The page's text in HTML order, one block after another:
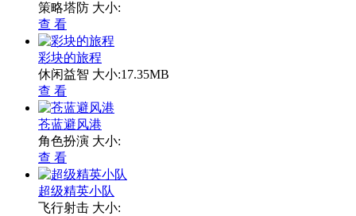
策略塔防 大小:
查 看
彩块的旅程
休闲益智 大小:17.35MB
查 看
苍蓝避风港
角色扮演 大小:
查 看
超级精英小队
飞行射击 大小: